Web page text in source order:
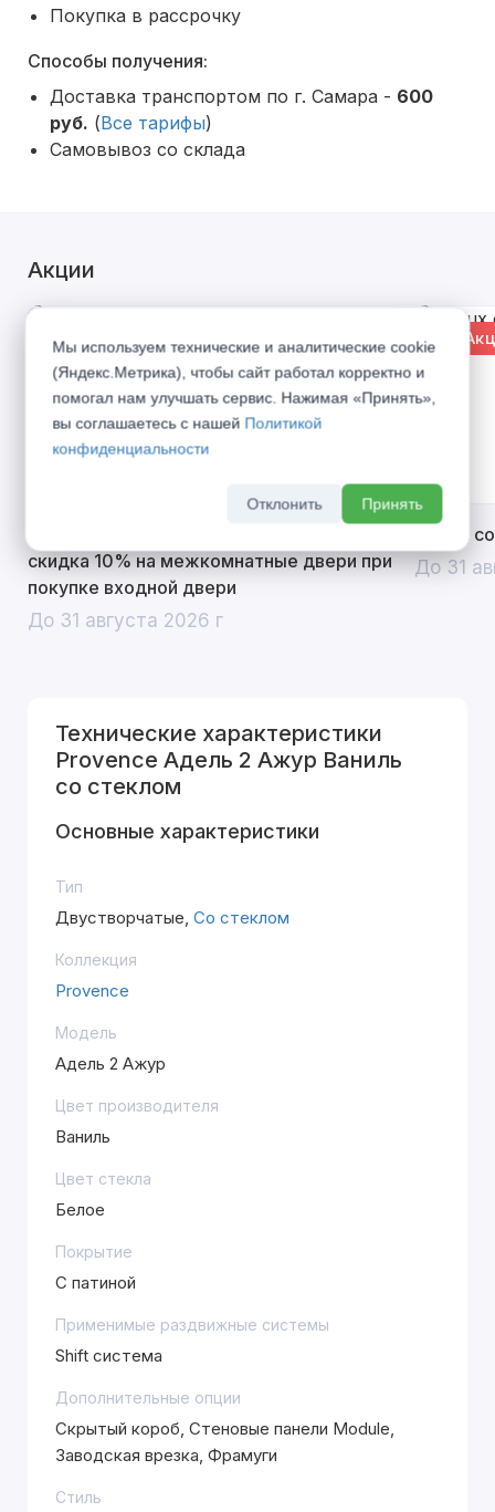
Покупка в рассрочку
Способы получения:
Доставка транспортом по г. Самара - 600
руб. (Все тарифы)
Самовывоз со склада
Акции
% Акция
скидка 10% на межкомнатные двери при
покупке входной двери
До 31 августа 2026 г
%
Divilux
До 31
Технические характеристики
Provence Адель 2 Ажур Ваниль
со стеклом
Основные характеристики
Тип
Двустворчатые, Со стеклом
Коллекция
Provence
Модель
Адель 2 Ажур
Цвет производителя
Ваниль
Цвет стекла
Белое
Покрытие
С патиной
Применимые раздвижные системы
Shift система
Дополнительные опции
Скрытый короб, Стеновые панели Module,
Заводская врезка, Фрамуги
Стиль
Мы используем технические и аналитические cookie
(Яндекс.Метрика), чтобы сайт работал корректно и
помогал нам улучшать сервис. Нажимая «Принять»,
вы соглашаетесь с нашей Политикой
конфиденциальности
Отклонить Принять